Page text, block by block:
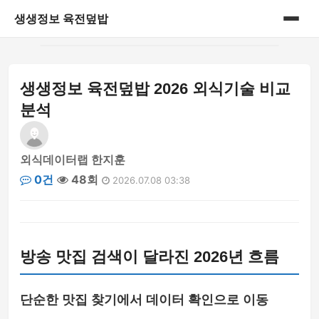
생생정보 육전덮밥
게시판
생생정보 육전덮밥 2026 외식기술 비교
분석
외식데이터랩 한지훈
0건
48회 2026.07.08 03:38
방송 맛집 검색이 달라진 2026년 흐름
단순한 맛집 찾기에서 데이터 확인으로 이동